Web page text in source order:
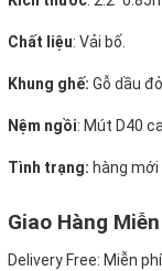
Chất liệu: Vải bố.
Khung ghế: Gỗ dầu
Nệm ngồi: Mút D40
Tình trạng: hàng mới
Giao Hàng
Delivery Free: Miễn